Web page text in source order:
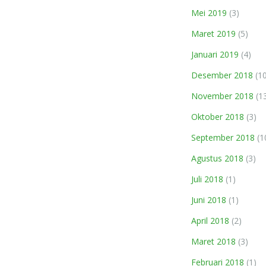
Mei 2019 (3)
Maret 2019 (5)
Januari 2019 (4)
Desember 2018
November 2018
Oktober 2018 (3)
September 2018
Agustus 2018 (3)
Juli 2018 (1)
Juni 2018 (1)
April 2018 (2)
Maret 2018 (3)
Februari 2018 (1)